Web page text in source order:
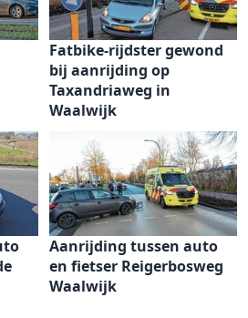
Fatbike-rijdster gewond
bij aanrijding op
Taxandriaweg in
Waalwijk
Aanrijding tussen auto
en fietser Reigerbosweg
Waalwijk